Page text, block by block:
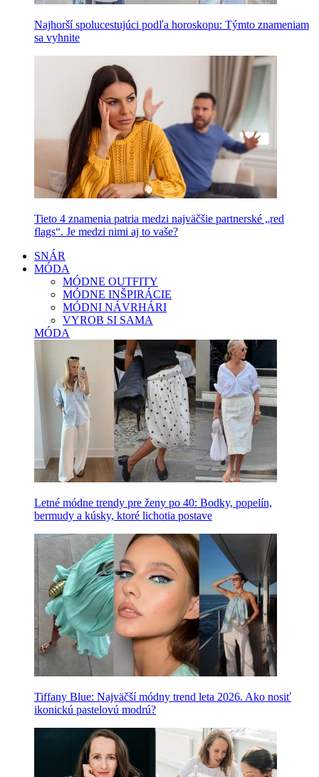
Najhorší spolucestujúci podľa horoskopu: Týmto znameniam
sa vyhnite
Tieto 4 znamenia patria medzi najväčšie partnerské „red
flags“. Je medzi nimi aj to vaše?
SNÁR
MÓDA
MÓDNE OUTFITY
MÓDNE INŠPIRÁCIE
MÓDNI NÁVRHÁRI
VYROB SI SAMA
MÓDA
Letné módne trendy pre ženy po 40: Bodky, popelín,
bermudy a kúsky, ktoré lichotia postave
Tiffany Blue: Najväčší módny trend leta 2026. Ako nosiť
ikonickú pastelovú modrú?